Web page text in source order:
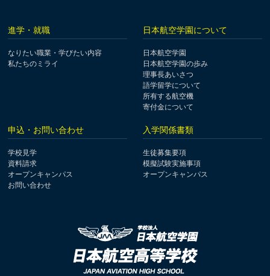
進学・就職
なりたい職業・学びたい内容
私たちのミライ
日本航空学園について
日本航空学園
日本航空学園の歩み
理事長あいさつ
語学留学について
所有する航空機
寄付金について
申込・お問い合わせ
学校見学
資料請求
オープンキャンパス
お問い合わせ
入学関係書類
生徒募集要項
模擬試験実施事項
オープンキャンパス